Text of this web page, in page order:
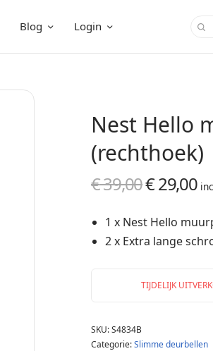
Blog Login
Nest Hello
(rechthoek)
€39,00
€ 39,00.
€29,00
€
1 x Nest Hello
2 x Extra lange
TIJDELIJK
SKU:S4834B
Categorie:Slimme deurbellen